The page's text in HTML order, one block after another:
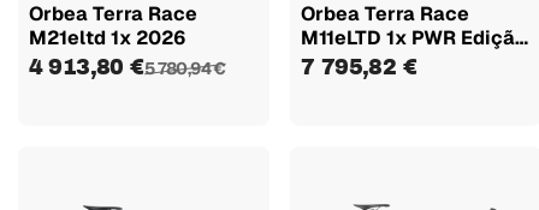
Orbea Terra Race
M21eltd 1x 2026
4 913,80 €5 780,94 €
Orbea Terra Race
M11eLTD 1x PWR Edição
Pedalmoto
7 795,82 €